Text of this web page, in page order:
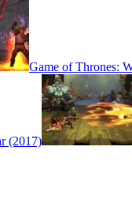
Game of Thrones:
(2017)